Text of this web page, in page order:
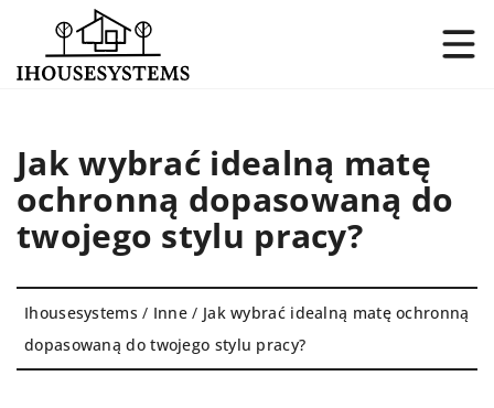
Jak wybrać idealną matę
ochronną dopasowaną do
twojego stylu pracy?
Ihousesystems / Inne / Jak wybrać idealną matę ochronną
dopasowaną do twojego stylu pracy?